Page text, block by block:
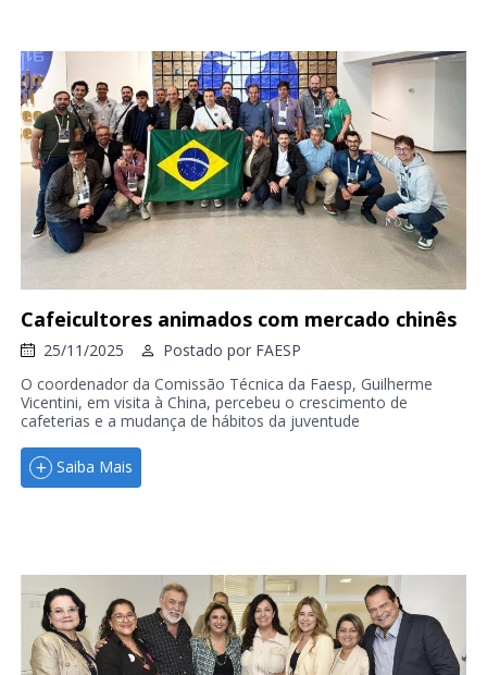
Cafeicultores animados com mercado chinês
25/11/2025 Postado por FAESP
O coordenador da Comissão Técnica da Faesp, Guilherme
Vicentini, em visita à China, percebeu o crescimento de
cafeterias e a mudança de hábitos da juventude
Saiba Mais